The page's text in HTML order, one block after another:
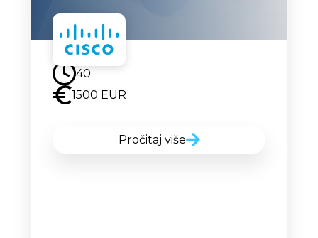
Uskoro
40
1500 EUR
Pročitaj više